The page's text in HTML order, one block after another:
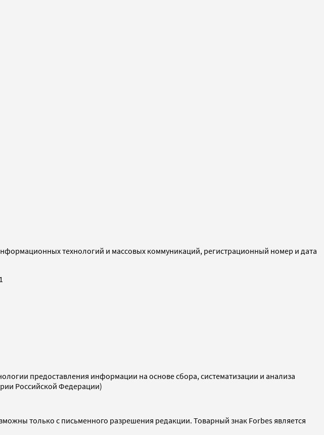
технологий и массовых коммуникаций, регистрационный номер и дата
предоставления информации на основе сбора, систематизации и анализа
Российской Федерации)
только с письменного разрешения редакции. Товарный знак Forbes является